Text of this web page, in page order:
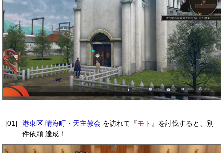
[01] 港東区 晴海町・天主教会を訪れて『モト 』を討伐すると、別
件依頼 達成！